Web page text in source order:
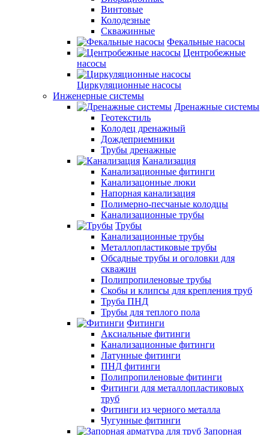
Винтовые
Колодезные
Скважинные
Фекальные насосы
Центробежные
насосы
Циркуляционные насосы
Инженерные системы
Дренажные системы
Геотекстиль
Колодец дренажный
Дождеприемники
Трубы дренажные
Канализация
Канализационные фитинги
Канализацонные люки
Напорная канализация
Полимерно-песчаные колодцы
Канализационные трубы
Трубы
Канализационные трубы
Металлопластиковые трубы
Обсадные трубы и оголовки для
скважин
Полипропиленовые трубы
Скобы и клипсы для крепления труб
Труба ПНД
Трубы для теплого пола
Фитинги
Аксиальные фитинги
Канализационные фитинги
Латунные фитинги
ПНД фитинги
Полипропиленовые фитинги
Фитинги для металлопластиковых
труб
Фитинги из черного металла
Чугунные фитинги
Запорная